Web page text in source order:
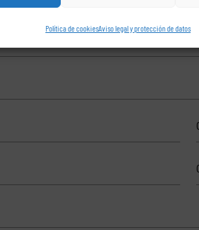
Política de cookiesAviso legal y protección de datos